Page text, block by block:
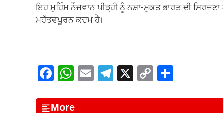
ਇਹ ਮੁਹਿੰਮ ਨੌਜਵਾਨ ਪੀੜ੍ਹੀ ਨੂੰ ਨਸ਼ਾ-ਮੁਕਤ ਭਾਰਤ ਦੀ
ਮਹੱਤਵਪੂਰਨ ਕਦਮ ਹੈ।
F
c
W
at
E
ail
T
e
X C
p ar
More